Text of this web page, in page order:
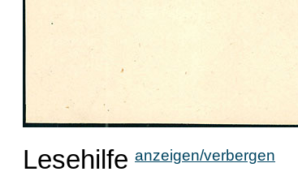
Lesehilfe anzeigen/verbergen